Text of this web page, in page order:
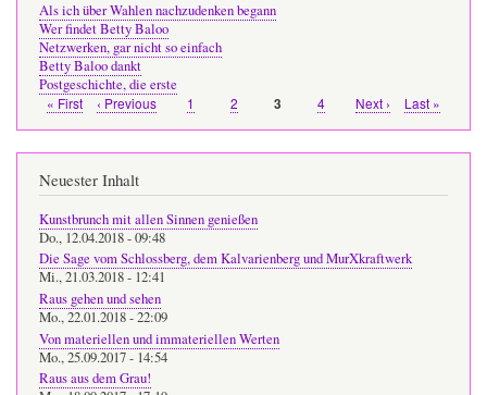
Als ich über Wahlen nachzudenken begann
Wer findet Betty Baloo
Netzwerken, gar nicht so einfach
Betty Baloo dankt
Postgeschichte, die erste
Seitennummerierung
Erste
« First
Vorherige
‹ Previous Page
1 Page
2 Page
3 Page
4
Nächste
Next ›
Letzte
Last »
Neuester Inhalt
Kunstbrunch mit allen Sinnen genießen
Do., 12.04.2018 - 09:48
Die Sage vom Schlossberg, dem Kalvarienberg und MurXkraftwerk
Mi., 21.03.2018 - 12:41
Raus gehen und sehen
Mo., 22.01.2018 - 22:09
Von materiellen und immateriellen Werten
Mo., 25.09.2017 - 14:54
Raus aus dem Grau!